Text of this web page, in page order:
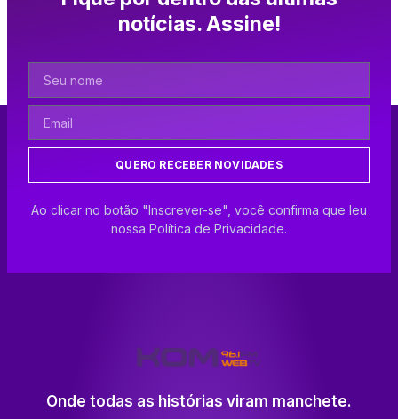
notícias. Assine!
QUERO RECEBER NOVIDADES
Ao clicar no botão "Inscrever-se", você confirma que leu
nossa Política de Privacidade.
Onde todas as histórias viram manchete.